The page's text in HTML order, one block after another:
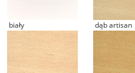
biały dąb artisan